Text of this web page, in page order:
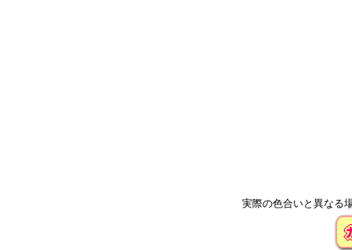
実際の色合いと異なる